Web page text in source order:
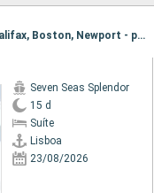
Itinerário : Lisboa, Ponta Delgada, Saint Johns, Saint Pierre & Miquelon, Sydney, Halifax, Boston, Newport - port (Rhode Island), Nova Iorque
Seven Seas Splendor
15 d
Suíte
Lisboa
23/08/2026